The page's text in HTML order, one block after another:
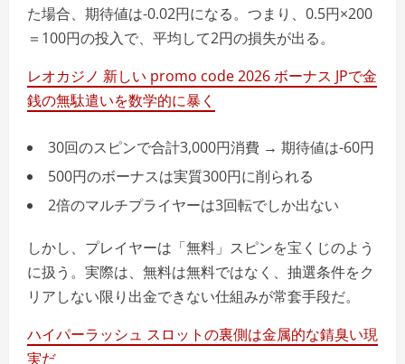
た場合、期待値は-0.02円になる。つまり、0.5円×200
＝100円の投入で、平均して2円の損失が出る。
レオカジノ 新しい promo code 2026 ボーナス JPで金
銭の無駄遣いを数学的に暴く
30回のスピンで合計3,000円消費 → 期待値は-60円
500円のボーナスは実質300円に削られる
2倍のマルチプライヤーは3回転でしか出ない
しかし、プレイヤーは「無料」スピンを宝くじのよう
に扱う。実際は、無料は無料ではなく、抽選条件をク
リアしない限り出金できない仕組みが常套手段だ。
ハイパーラッシュ スロットの裏側は金属的な錆臭い現
実だ